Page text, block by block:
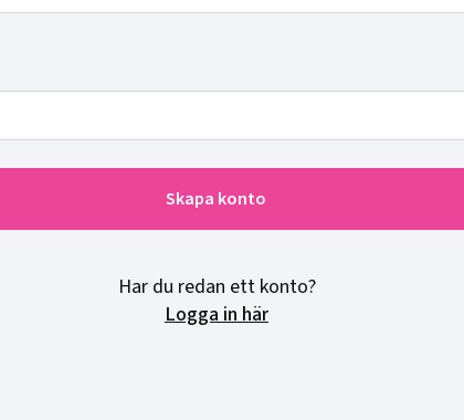
Skapa konto
Har du redan ett konto?
Logga in här